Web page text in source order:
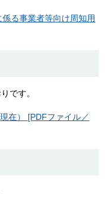
る事業者等向け周知用
です。
在） [PDFファイル／